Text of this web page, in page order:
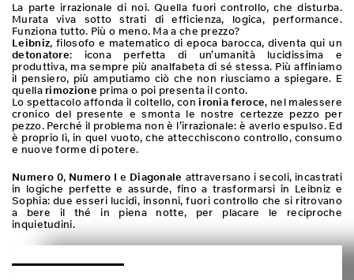
La parte irrazionale di noi. Quella fuori controllo, che disturba.
Murata viva sotto strati di efficienza, logica, performance.
Funziona tutto. Più o meno. Ma a che prezzo?
Leibniz, filosofo e matematico di epoca barocca, diventa qui un
detonatore: icona perfetta di un’umanità lucidissima e
produttiva, ma sempre più analfabeta di sé stessa. Più affiniamo
il pensiero, più amputiamo ciò che non riusciamo a spiegare. E
quella rimozione prima o poi presenta il conto.
Lo spettacolo affonda il coltello, conironia feroce, nel malessere
cronico del presente e smonta le nostre certezze pezzo per
pezzo. Perché il problema non è l’irrazionale: è averlo espulso. Ed
è proprio lì, in quel vuoto, che attecchiscono controllo, consumo
e nuove forme di potere.
Numero 0, Numero I e Diagonale attraversano i secoli, incastrati
in logiche perfette e assurde, fino a trasformarsi in Leibniz e
Sophia: due esseri lucidi, insonni, fuori controllo che si ritrovano
a bere il thé in piena notte, per placare le reciproche
inquietudini.